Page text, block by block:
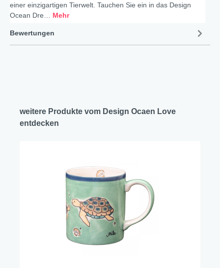
einer einzigartigen Tierwelt. Tauchen Sie ein in das Design
Ocean Dre… Mehr
Bewertungen
weitere Produkte vom Design Ocaen Love
entdecken